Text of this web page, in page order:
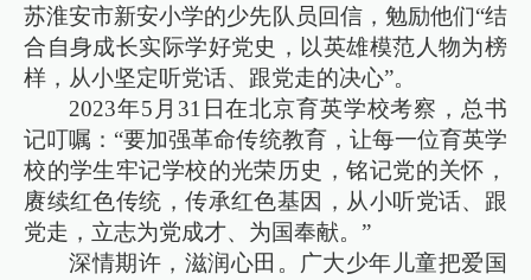
苏淮安市新安小学的少先队员回信，勉励他们“结
合自身成长实际学好党史，以英雄模范人物为榜
样，从小坚定听党话、跟党走的决心”。
2023年5月31日在北京育英学校考察，总书
记叮嘱：“要加强革命传统教育，让每一位育英学
校的学生牢记学校的光荣历史，铭记党的关怀，
赓续红色传统，传承红色基因，从小听党话、跟
党走，立志为党成才、为国奉献。”
深情期许，滋润心田。广大少年儿童把爱国